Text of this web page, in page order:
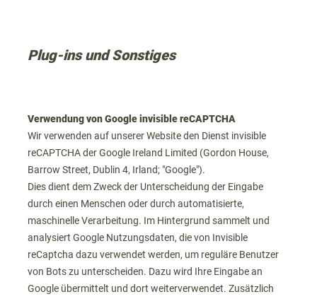
Plug-ins und Sonstiges
Verwendung von Google invisible reCAPTCHA
Wir verwenden auf unserer Website den Dienst invisible
reCAPTCHA der Google Ireland Limited (Gordon House,
Barrow Street, Dublin 4, Irland; "Google").
Dies dient dem Zweck der Unterscheidung der Eingabe
durch einen Menschen oder durch automatisierte,
maschinelle Verarbeitung. Im Hintergrund sammelt und
analysiert Google Nutzungsdaten, die von Invisible
reCaptcha dazu verwendet werden, um reguläre Benutzer
von Bots zu unterscheiden. Dazu wird Ihre Eingabe an
Google übermittelt und dort weiterverwendet. Zusätzlich